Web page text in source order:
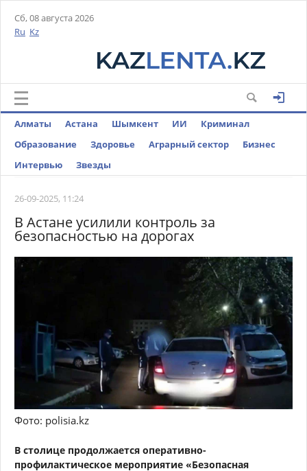
Сб, 08 августа 2026
Ru Kz
Алматы Астана Шымкент ИИ
Криминал
Образование
Здоровье Аграрный сектор
Бизнес
Интервью
Звезды
26-09-2025, 11:24
В Астане усилили контроль за
безопасностью на дорогах
Фото: polisia.kz
В столице продолжается оперативно-
профилактическое мероприятие «Безопасная